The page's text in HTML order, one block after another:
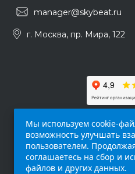
manager@skybeat.ru
г. Москва, пр. Мира, 122
Мы используем cookie-
возможность улучшать
пользователем.
соглашаетесь на сбор и
файлов и других данных.